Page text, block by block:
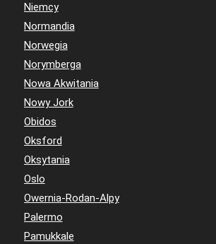
Niemcy
Normandia
Norwegia
Norymberga
Nowa Akwitania
Nowy Jork
Obidos
Oksford
Oksytania
Oslo
Owernia-Rodan-Alpy
Palermo
Pamukkale